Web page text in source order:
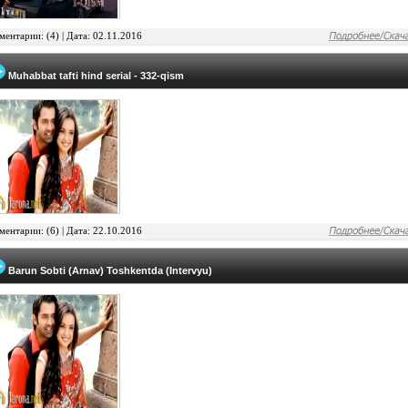
(4) | Дата: 02.11.2016
Muhabbat tafti hind serial - 332-qism
(6) | Дата: 22.10.2016
Barun Sobti (Arnav) Toshkentda (Intervyu)